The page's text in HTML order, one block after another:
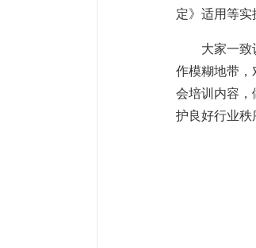
定》适用等实
大家一
作模糊地带
会培训内容
护良好行业秩